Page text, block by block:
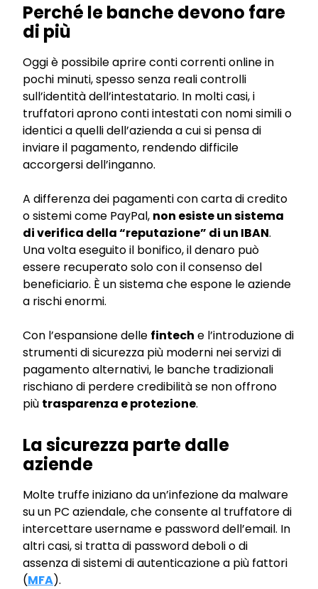
Perché le banche devono fare
di più
Oggi è possibile aprire conti correnti online in
pochi minuti, spesso senza reali controlli
sull’identità dell’intestatario. In molti casi, i
truffatori aprono conti intestati con nomi simili o
identici a quelli dell’azienda a cui si pensa di
inviare il pagamento, rendendo difficile
accorgersi dell’inganno.
A differenza dei pagamenti con carta di credito
o sistemi come PayPal, non esiste un sistema
di verifica della “reputazione” di un IBAN.
Una volta eseguito il bonifico, il denaro può
essere recuperato solo con il consenso del
beneficiario. È un sistema che espone le aziende
a rischi enormi.
Con l’espansione delle fintech e l’introduzione di
strumenti di sicurezza più moderni nei servizi di
pagamento alternativi, le banche tradizionali
rischiano di perdere credibilità se non offrono
più trasparenza e protezione.
La sicurezza parte dalle
aziende
Molte truffe iniziano da un’infezione da malware
su un PC aziendale, che consente al truffatore di
intercettare username e password dell’email. In
altri casi, si tratta di password deboli o di
assenza di sistemi di autenticazione a più fattori
(MFA).